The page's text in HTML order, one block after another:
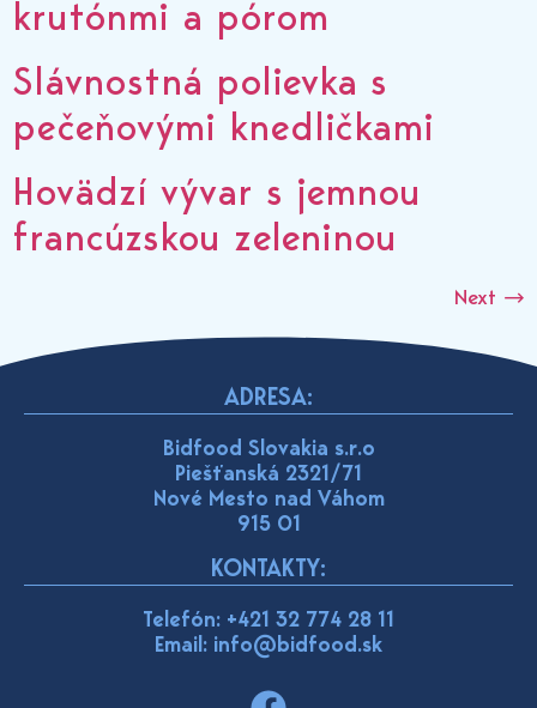
krutónmi a pórom
Slávnostná polievka s
pečeňovými knedličkami
Hovädzí vývar s jemnou
francúzskou zeleninou
Next →
ADRESA:
Bidfood Slovakia s.r.o
Piešťanská 2321/71
Nové Mesto nad Váhom
915 01
KONTAKTY:
Telefón: +421 32 774 28 11
Email: info@bidfood.sk